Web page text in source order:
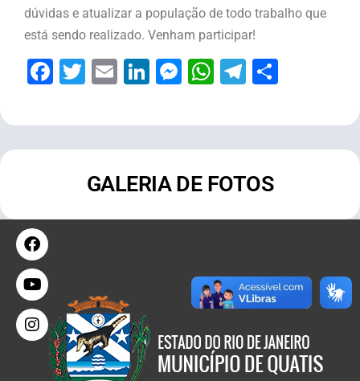
dúvidas e atualizar a população de todo trabalho que
está sendo realizado. Venham participar!
Facebook
Twitter
EmailLinkedIn
Messenger
WhatsApp
Telegram
GALERIA DE FOTOS